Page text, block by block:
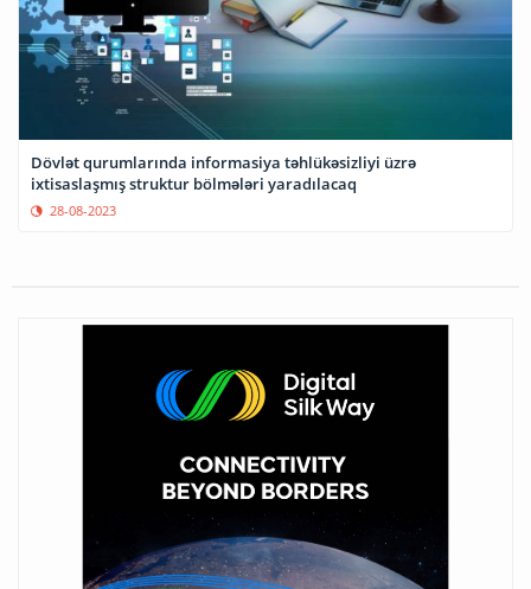
Dövlət qurumlarında informasiya təhlükəsizliyi üzrə
ixtisaslaşmış struktur bölmələri yaradılacaq
28-08-2023